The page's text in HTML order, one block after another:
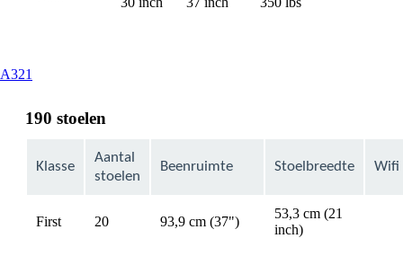
A321
be
190 stoelen
Klasse
Aantal
stoelen
Beenruimte Stoelbreedte Wifi
First 20 93,9 cm (37")
53,3 cm (21
inch)